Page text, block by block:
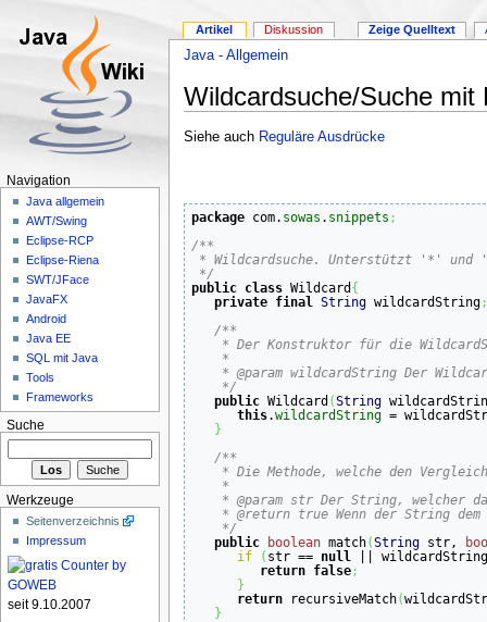
Java - Allgemein
Wildcardsuche/Suche mit
Siehe auch Reguläre Ausdrücke
package com. sowas . snippets ;
/**
* Wildcardsuche. Unterstützt '*' und
*/
public class Wildcard {
private final String wildcardString;
/**
* Der Konstruktor für die
    *
* @param wildcardString Der
    */
public Wildcard (String
this.wildcardString =
}
/**
* Die Methode, welche den
    *
* @param str Der String, welcher
* @return true Wenn der String
    */
public
boolean match(String str,
if
( str == null ||
return false;
}
return recursiveMatch(
}
Artikel Diskussion Zeige Quelltext
Navigation
Java allgemein
AWT/Swing
Eclipse-RCP
Eclipse-Riena
SWT/JFace
JavaFX
Android
Java EE
SQL mit Java
Tools
Frameworks
Suche
Werkzeuge
Seitenverzeichnis
Impressum
seit 9.10.2007